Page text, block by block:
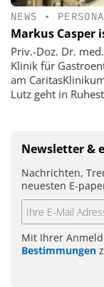
NEWS •
Markus Casper
Priv.-Doz. Dr.
Klinik für
am
Lutz geht in
Newsletter &
Nachrichten,
neuesten E-
Mit Ihrer
Bestimmungen